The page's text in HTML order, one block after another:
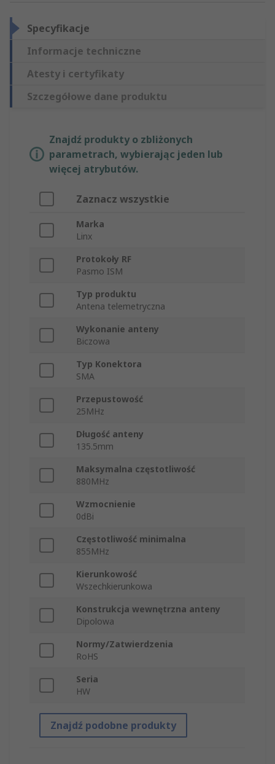
Specyfikacje
Informacje techniczne
Atesty i certyfikaty
Szczegółowe dane produktu
Znajdź produkty o zbliżonych
parametrach, wybierając jeden lub
więcej atrybutów.
Zaznacz wszystkie
Marka
Linx
Protokoły RF
Pasmo ISM
Typ produktu
Antena telemetryczna
Wykonanie anteny
Biczowa
Typ Konektora
SMA
Przepustowość
25MHz
Długość anteny
135.5mm
Maksymalna częstotliwość
880MHz
Wzmocnienie
0dBi
Częstotliwość minimalna
855MHz
Kierunkowość
Wszechkierunkowa
Konstrukcja wewnętrzna anteny
Dipolowa
Normy/Zatwierdzenia
RoHS
Seria
HW
Znajdź podobne produkty